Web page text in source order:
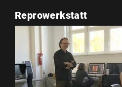
Reprowerkstatt